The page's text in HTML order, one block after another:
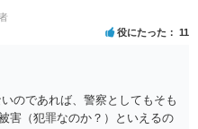
を伝え、粘り強く交渉を続けるこ
ことができ、無事示談が成立しま
ましたが、不起訴処分を獲得する
ただくことができました。 このよ
ントとなりました。
役にたった 11
のであれば、警察としてもそも
害（犯罪なのか？）といえるの